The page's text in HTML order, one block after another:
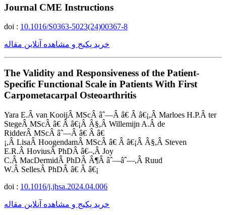
Journal CME Instructions
doi : 10.1016/S0363-5023(24)00367-8
خرید پکیج و مشاهده آنلاین مقاله
The Validity and Responsiveness of the Patient-
Specific Functional Scale in Patients With First
Carpometacarpal Osteoarthritis
Yara E.Â van KooijÂ MScÂ âˆ—Â â€ Â â€¡,Â Marloes H.P.Â ter
StegeÂ MScÂ â€ Â â€¡Â Â§,Â Willemijn A.Â de
RidderÂ MScÂ âˆ—Â â€ Â â€
¡,Â LisaÂ HoogendamÂ MScÂ â€ Â â€¡Â Â§,Â Steven
E.R.Â HoviusÂ PhDÂ â€–,Â Joy
C.Â MacDermidÂ PhDÂ Â¶Â âˆ—âˆ—,Â Ruud
W.Â SellesÂ PhDÂ â€ Â â€¡
doi : 10.1016/j.jhsa.2024.04.006
خرید پکیج و مشاهده آنلاین مقاله